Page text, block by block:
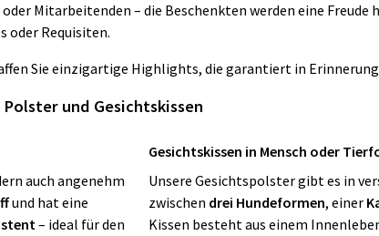
Mitarbeitenden – die Beschenkten werden eine Freude
oder Requisiten.
Sie einzigartige Highlights, die garantiert in
und Gesichtskissen
auch angenehm
und hat eine
– ideal für den
Gesichtskissen in Mensch oder
Unsere Gesichtspolster gibt es in
zwischen drei Hundeformen, einer
Kissen besteht aus einem